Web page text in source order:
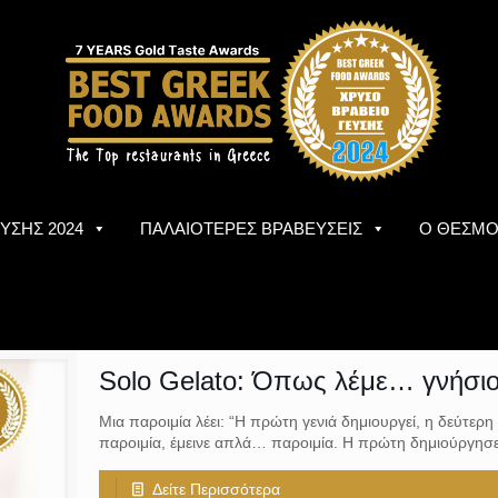
2024 ΠΑΛΑΙΟΤΕΡΕΣ ΒΡΑΒΕΥΣΕΙΣ Ο
Solo Gelato: Όπως λέμε…
Μια παροιμία λέει: “Η πρώτη γενιά δημιουργεί, η
παροιμία, έμεινε απλά… παροιμία. Η πρώτη
Δείτε Περισσότερα